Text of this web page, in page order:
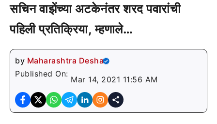
सचिन वाझेंच्या अटकेनंतर शरद पवारांची
पहिली प्रतिक्रिया, म्हणाले…
by Maharashtra Desha
Published On:
Mar 14, 2021 11:56 AM